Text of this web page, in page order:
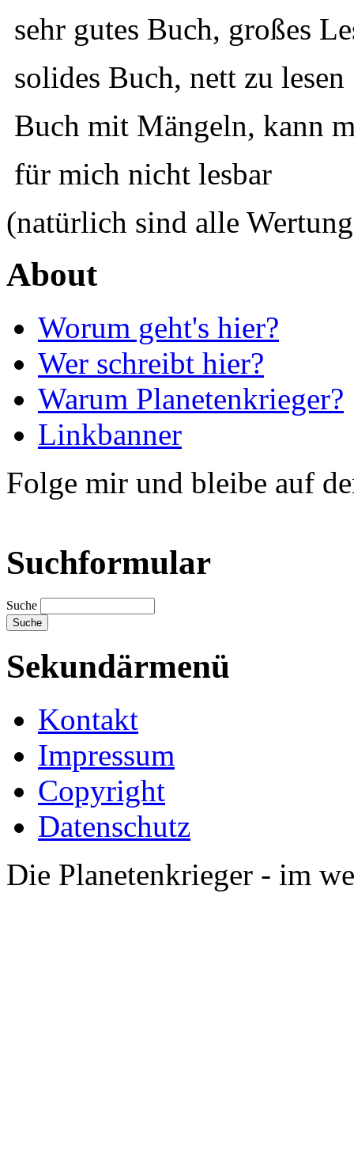
sehr gutes Buch, großes
solides Buch, nett zu lesen
Buch mit Mängeln, kann
für mich nicht lesbar
(natürlich sind alle
About
Worum geht's hier?
Wer schreibt hier?
Warum Planetenkrieger?
Linkbanner
Folge mir und bleibe auf
Suchformular
Suche
Sekundärmenü
Kontakt
Impressum
Copyright
Datenschutz
Die Planetenkrieger - im